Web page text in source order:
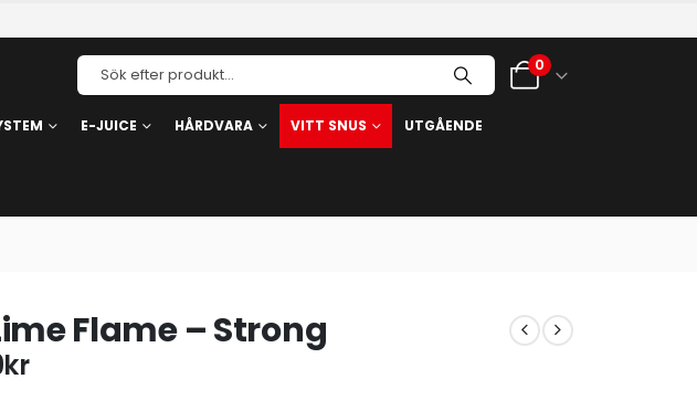
0
E-JUICE HÅRDVARA VITT SNUS UTGÅENDE
Flame – Strong
kr